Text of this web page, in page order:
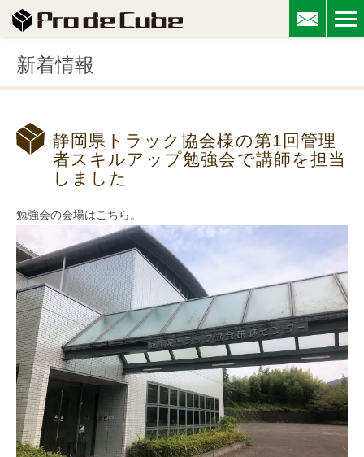
新着情報
静岡県トラック協会様の第1回管理
者スキルアップ勉強会で講師を担当
しました
勉強会の会場はこちら。